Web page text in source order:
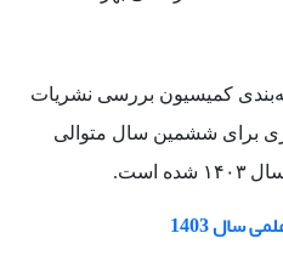
کمیسیون بررسی نشریات
برای ششمین سال متوالی
۱۴۰۳ شده است.
سال 1403